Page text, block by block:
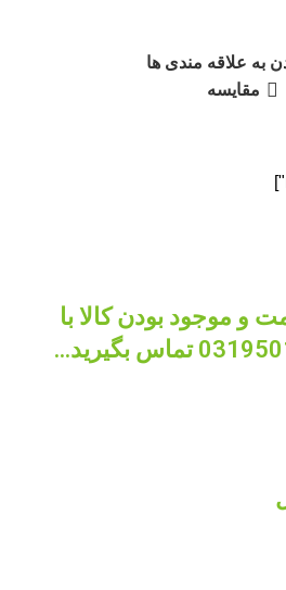
به علاقه مندی ها
مقایسه
و موجود بودن کالا با